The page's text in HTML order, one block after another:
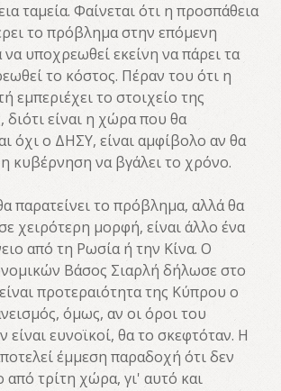
ταμεία. Φαίνεται ότι η προσπάθεια
το πρόβλημα στην επόμενη
υποχρεωθεί εκείνη να πάρει τα
το κόστος. Πέραν του ότι η
εμπεριέχει το στοιχείο της
διότι είναι η χώρα που θα
όχι ο ΔΗΣΥ, είναι αμφίβολο αν θα
κυβέρνηση να βγάλει το χρόνο.
παρατείνει το πρόβλημα, αλλά θα
χειρότερη μορφή, είναι άλλο ένα
από τη Ρωσία ή την Κίνα. Ο
Βάσος Σιαρλή δήλωσε στο
προτεραιότητα της Κύπρου ο
όμως, αν οι όροι του
είναι ευνοϊκοί, θα το σκεφτόταν. Η
έμμεση παραδοχή ότι δεν
από τρίτη χώρα, γι' αυτό και